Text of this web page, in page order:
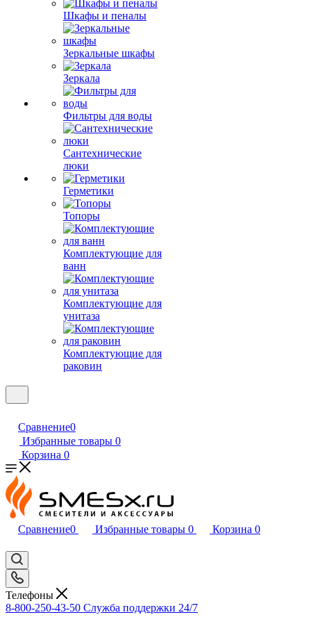
Шкафы и пеналы
Зеркальные шкафы
Зеркала
Фильтры для воды
Сантехнические
люки
Герметики
Топоры
Комплектующие для
ванн
Комплектующие для
унитаза
Комплектующие для
раковин
Сравнение0
Избранные товары 0
Корзина 0
Сравнение0 Избранные товары 0 Корзина 0
Телефоны
8-800-250-43-50 Служба поддержки 24/7